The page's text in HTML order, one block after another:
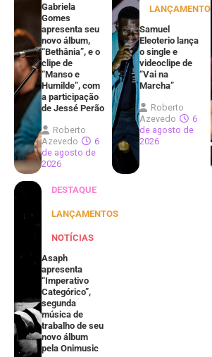
Gabriela
Gomes
apresenta seu
novo álbum,
“Bethânia”, e o
clipe de
“Manso e
Humilde”, com
a participação
de Jessé Perão
Roberto
Azevedo
6
de agosto de
2026
LANÇAMENTOS
Samuel
Eleoterio lança
o single e
videoclipe de
“Vai na
Marcha”
Roberto
Azevedo
6
de agosto de
2026
DESTAQUE
LANÇAMENTOS
NOTÍCIAS
Asaph
apresenta
“Imperativo
Categórico”,
segunda
música de
trabalho de seu
novo álbum
pela Onimusic